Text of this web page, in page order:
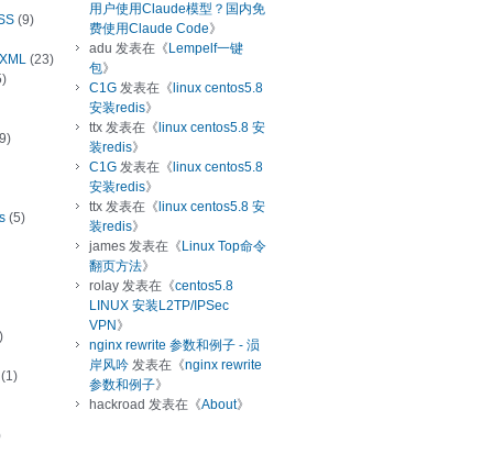
(9)
(23)
(5)
用户使用Claude模型？国内免
费使用Claude Code》
adu 发表在《 Lempelf一键
包》
C1G 发表在《 linux centos5.8
安装redis》
ttx 发表在《 linux centos5.8 安
装redis》
C1G 发表在《 linux centos5.8
安装redis》
ttx 发表在《 linux centos5.8 安
装redis》
james 发表在《 Linux Top命令
翻页方法》
rolay 发表在《centos5.8
LINUX 安装L2TP/IPSec
VPN 》
nginx rewrite 参数和例子 - 涢
岸风吟 发表在《nginx rewrite
参数和例子》
hackroad 发表在《About》